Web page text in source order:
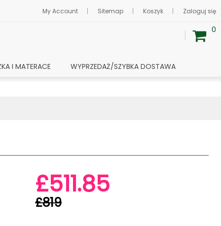
My Account Sitemap Koszyk Zaloguj się
0
I MATERACE WYPRZEDAŻ/SZYBKA DOSTAWA
£511.85
£819